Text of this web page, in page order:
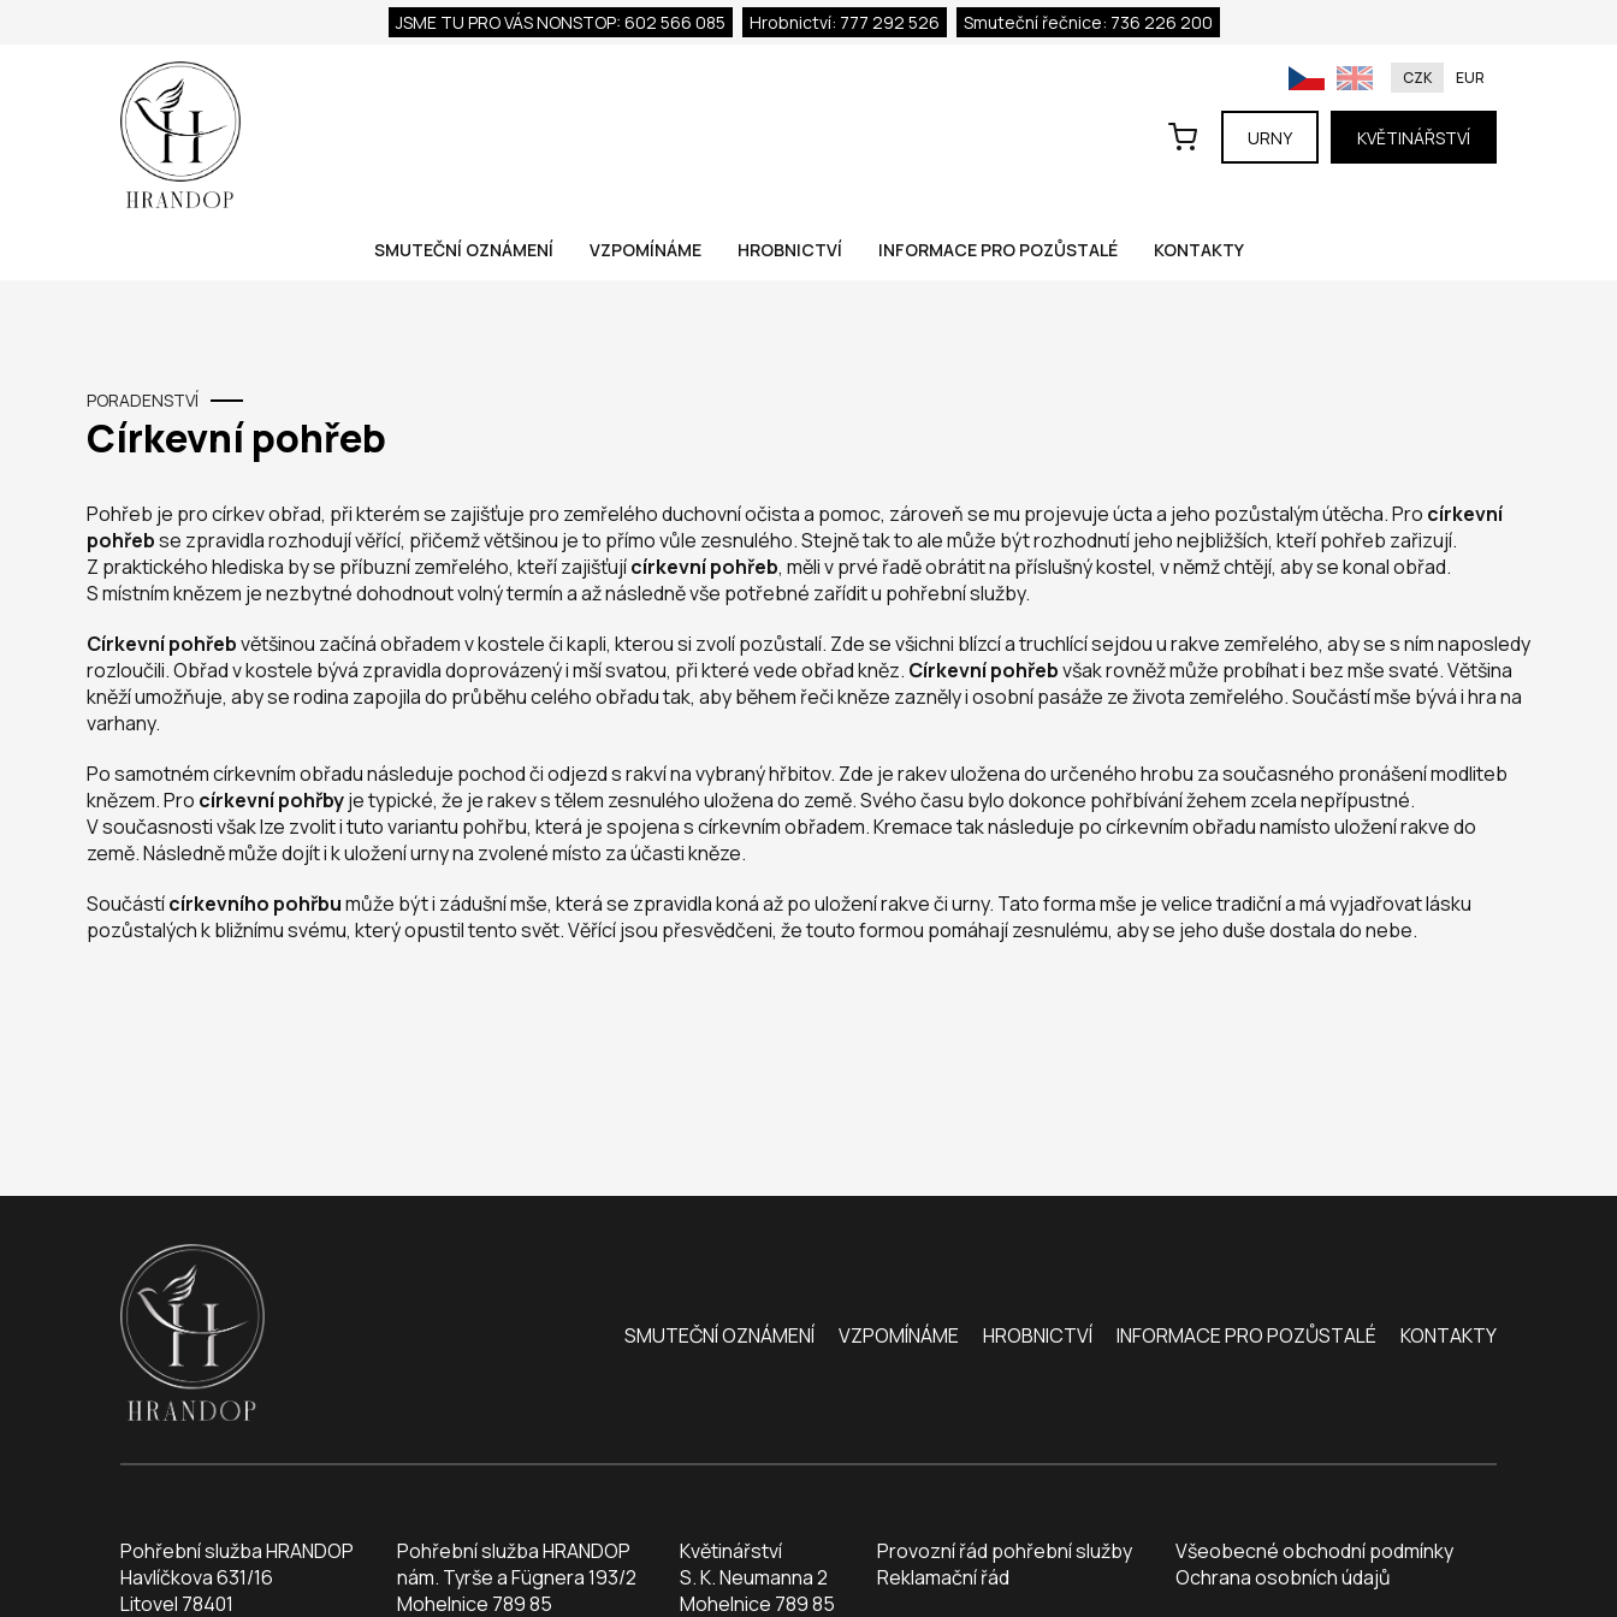
JSME TU PRO VÁS NONSTOP: 602 566 085 Hrobnictví: 777 292 526 Smuteční řečnice: 736 226 200
SMUTEČNÍ OZNÁMENÍ VZPOMÍNÁME HROBNICTVÍ INFORMACE PRO POZŮSTALÉ KONTAKTY
URNY KVĚTINÁŘSTVÍ
CZK EUR
PORADENSTVÍ
Církevní pohřeb
Pohřeb je pro církev obřad, při kterém se zajišťuje pro zemřelého duchovní očista a pomoc, zároveň se mu projevuje úcta a jeho pozůstalým útěcha. Pro církevní
pohřebse zpravidla rozhodují věřící, přičemž většinou je to přímo vůle zesnulého. Stejně tak to ale může být rozhodnutí jeho nejbližších, kteří pohřeb zařizují.
Z praktického hlediska by se příbuzní zemřelého, kteří zajišťujícírkevní pohřeb, měli v prvé řadě obrátit na příslušný kostel, v němž chtějí, aby se konal obřad.
S místním knězem je nezbytné dohodnout volný termín a až následně vše potřebné zařídit u pohřební služby.
Církevní pohřebvětšinou začíná obřadem v kostele či kapli, kterou si zvolí pozůstalí. Zde se všichni blízcí a truchlící sejdou u rakve zemřelého, aby se s ním naposledy
rozloučili. Obřad v kostele bývá zpravidla doprovázený i mší svatou, při které vede obřad kněz. Církevní pohřebvšak rovněž může probíhat i bez mše svaté. Většina
kněží umožňuje, aby se rodina zapojila do průběhu celého obřadu tak, aby během řeči kněze zazněly i osobní pasáže ze života zemřelého. Součástí mše bývá i hra na
varhany.
Po samotném církevním obřadu následuje pochod či odjezd s rakví na vybraný hřbitov. Zde je rakev uložena do určeného hrobu za současného pronášení modliteb
knězem. Pro církevní pohřbyje typické, že je rakev s tělem zesnulého uložena do země. Svého času bylo dokonce pohřbívání žehem zcela nepřípustné.
V současnosti však lze zvolit i tuto variantu pohřbu, která je spojena s církevním obřadem. Kremace tak následuje po církevním obřadu namísto uložení rakve do
země. Následně může dojít i k uložení urny na zvolené místo za účasti kněze.
Součástícírkevního pohřbumůže být i zádušní mše, která se zpravidla koná až po uložení rakve či urny. Tato forma mše je velice tradiční a má vyjadřovat lásku
pozůstalých k bližnímu svému, který opustil tento svět. Věřící jsou přesvědčeni, že touto formou pomáhají zesnulému, aby se jeho duše dostala do nebe.
SMUTEČNÍ OZNÁMENÍ VZPOMÍNÁME HROBNICTVÍ INFORMACE PRO POZŮSTALÉ KONTAKTY
Pohřební služba HRANDOP
Havlíčkova 631/16
Litovel 78401
Pohřební služba HRANDOP
nám. Tyrše a Fügnera 193/2
Mohelnice 789 85
Květinářství
S. K. Neumanna 2
Mohelnice 789 85
Provozní řád pohřební služby
Reklamační řád
Všeobecné obchodní podmínky
Ochrana osobních údajů